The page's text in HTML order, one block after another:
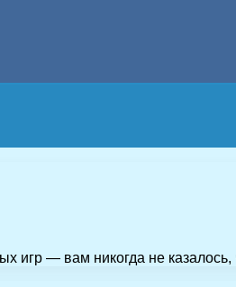
игр — вам никогда не